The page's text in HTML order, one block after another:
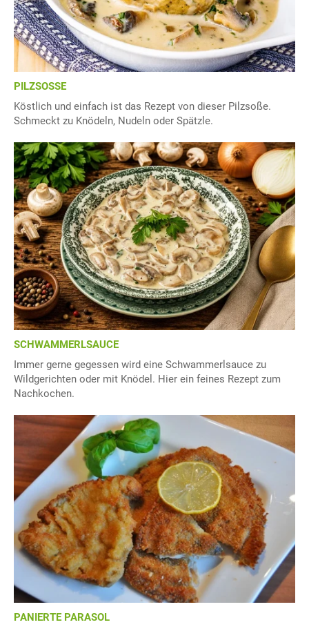
PILZSOSSE
Köstlich und einfach ist das Rezept von dieser Pilzsoße.
Schmeckt zu Knödeln, Nudeln oder Spätzle.
SCHWAMMERLSAUCE
Immer gerne gegessen wird eine Schwammerlsauce zu
Wildgerichten oder mit Knödel. Hier ein feines Rezept zum
Nachkochen.
PANIERTE PARASOL